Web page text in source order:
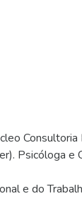
Consultoria
Psicóloga e
e do